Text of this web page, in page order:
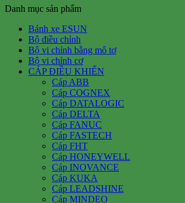
Danh mục sản phẩm
Bánh xe ESUN
Bộ điều chỉnh
Bộ vi chỉnh bằng mô tơ
Bộ vi chỉnh cơ
CÁP ĐIỀU KHIỂN
Cáp ABB
Cáp COGNEX
Cáp DATALOGIC
Cáp DELTA
Cáp FANUC
Cáp FASTECH
Cáp FHT
Cáp HONEYWELL
Cáp INOVANCE
Cáp KUKA
Cáp LEADSHINE
Cáp MINDEO